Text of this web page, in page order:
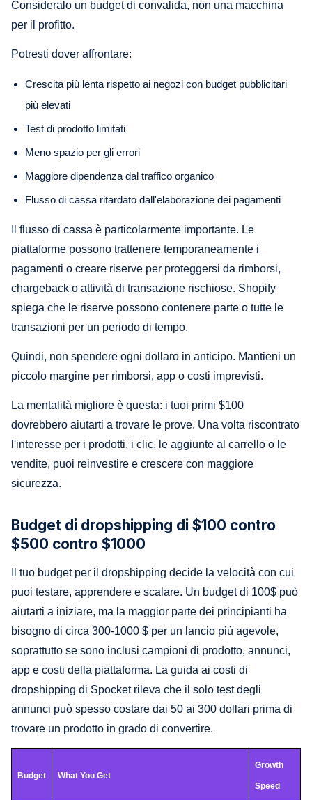
Consideralo un budget di convalida, non una macchina
per il profitto.
Potresti dover affrontare:
Crescita più lenta rispetto ai negozi con budget pubblicitari
più elevati
Test di prodotto limitati
Meno spazio per gli errori
Maggiore dipendenza dal traffico organico
Flusso di cassa ritardato dall'elaborazione dei pagamenti
Il flusso di cassa è particolarmente importante. Le
piattaforme possono trattenere temporaneamente i
pagamenti o creare riserve per proteggersi da rimborsi,
chargeback o attività di transazione rischiose. Shopify
spiega che le riserve possono contenere parte o tutte le
transazioni per un periodo di tempo.
Quindi, non spendere ogni dollaro in anticipo. Mantieni un
piccolo margine per rimborsi, app o costi imprevisti.
La mentalità migliore è questa: i tuoi primi $100
dovrebbero aiutarti a trovare le prove. Una volta riscontrato
l'interesse per i prodotti, i clic, le aggiunte al carrello o le
vendite, puoi reinvestire e crescere con maggiore
sicurezza.
Budget di dropshipping di $100 contro
$500 contro $1000
Il tuo budget per il dropshipping decide la velocità con cui
puoi testare, apprendere e scalare. Un budget di 100$ può
aiutarti a iniziare, ma la maggior parte dei principianti ha
bisogno di circa 300-1000 $ per un lancio più agevole,
soprattutto se sono inclusi campioni di prodotto, annunci,
app e costi della piattaforma. La guida ai costi di
dropshipping di Spocket rileva che il solo test degli
annunci può spesso costare dai 50 ai 300 dollari prima di
trovare un prodotto in grado di convertire.
Budget What You Get
Growth
Speed